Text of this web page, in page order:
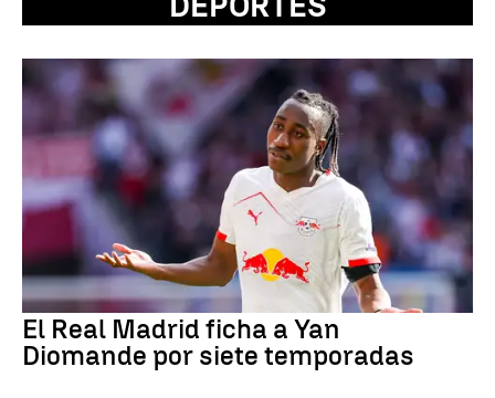
El Real Madrid ficha a Yan
Diomande por siete temporadas